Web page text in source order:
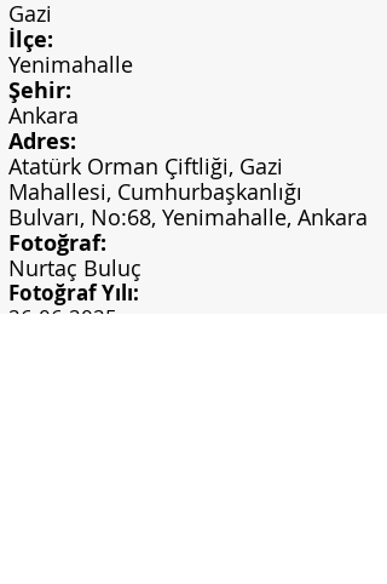
Gazi
İlçe:
Yenimahalle
Şehir:
Ankara
Adres:
Atatürk Orman Çiftliği, Gazi
Mahallesi, Cumhurbaşkanlığı
Bulvarı, No:68, Yenimahalle, Ankara
Fotoğraf:
Nurtaç Buluç
Fotoğraf Yılı:
26.06.2025